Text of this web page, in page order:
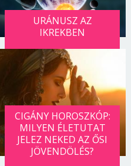
URÁNUSZ AZ
IKREKBEN
CIGÁNY HOROSZKÓP:
MILYEN ÉLETUTAT
JELEZ NEKED AZ ŐSI
JÖVENDÖLÉS?